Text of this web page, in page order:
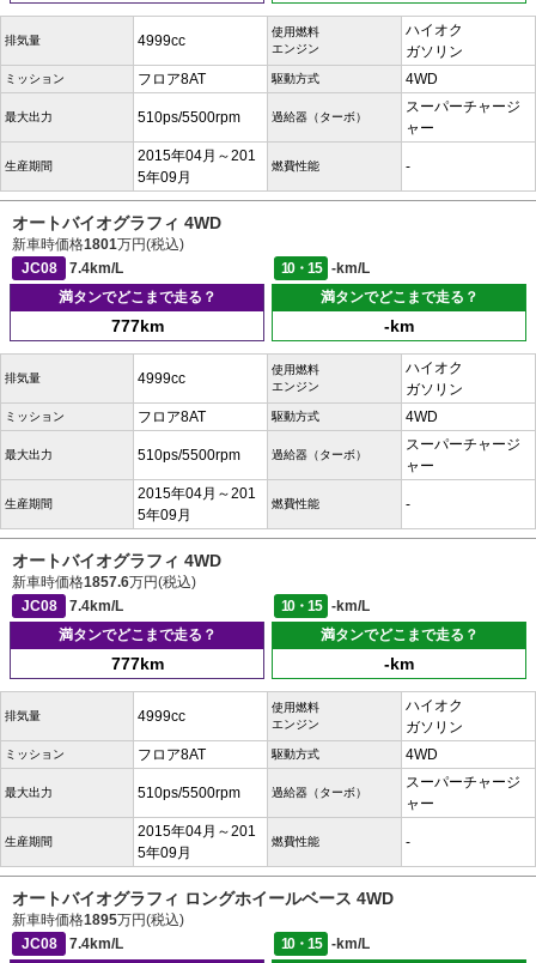
排気量 4999cc
使用燃料
エンジン
ハイオク
ガソリン
ミッション フロア8AT 駆動方式 4WD
最大出力 510ps/5500rpm 過給器（ターボ）
スーパーチャージ
ャー
生産期間
2015年04月～201
5年09月
燃費性能 -
オートバイオグラフィ 4WD
新車時価格1801万円(税込)
JC08
7.4km/L 10・15
-km/L
満タンでどこまで走る？
777km
満タンでどこまで走る？
-km
排気量 4999cc
使用燃料
エンジン
ハイオク
ガソリン
ミッション フロア8AT 駆動方式 4WD
最大出力 510ps/5500rpm 過給器（ターボ）
スーパーチャージ
ャー
生産期間
2015年04月～201
5年09月
燃費性能 -
オートバイオグラフィ 4WD
新車時価格1857.6万円(税込)
JC08
7.4km/L 10・15
-km/L
満タンでどこまで走る？
777km
満タンでどこまで走る？
-km
排気量 4999cc
使用燃料
エンジン
ハイオク
ガソリン
ミッション フロア8AT 駆動方式 4WD
最大出力 510ps/5500rpm 過給器（ターボ）
スーパーチャージ
ャー
生産期間
2015年04月～201
5年09月
燃費性能 -
オートバイオグラフィ ロングホイールベース 4WD
新車時価格1895万円(税込)
JC08
7.4km/L 10・15
-km/L